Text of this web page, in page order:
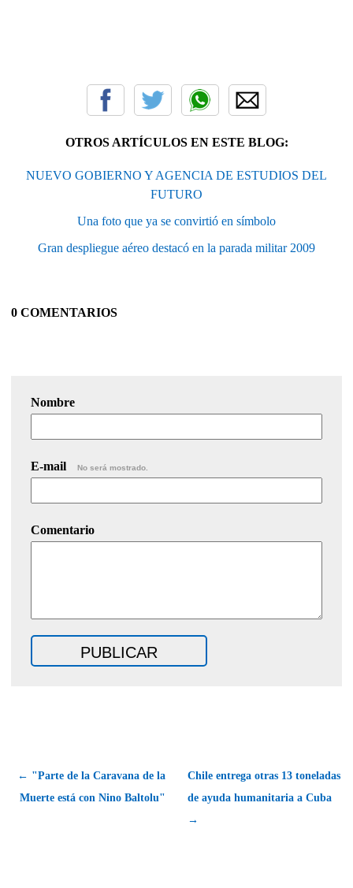
OTROS ARTÍCULOS EN ESTE BLOG:
NUEVO GOBIERNO Y AGENCIA DE ESTUDIOS DEL
FUTURO
Una foto que ya se convirtió en símbolo
Gran despliegue aéreo destacó en la parada militar 2009
0 COMENTARIOS
Nombre
E-mail No será mostrado.
Comentario
← "Parte de la Caravana de la
Muerte está con Nino Baltolu"
Chile entrega otras 13 toneladas
de ayuda humanitaria a Cuba
→